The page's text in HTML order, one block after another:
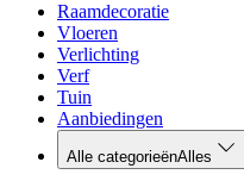
Raamdecoratie
Vloeren
Verlichting
Verf
Tuin
Aanbiedingen
Alle categorieënAlles